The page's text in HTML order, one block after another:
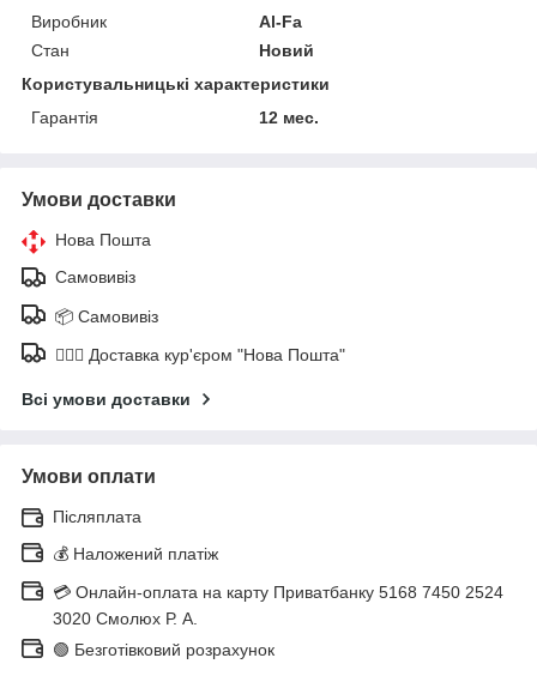
Виробник
Al-Fa
Стан
Новий
Користувальницькі характеристики
Гарантія
12 мес.
Умови доставки
Нова Пошта
Самовивіз
📦 Самовивіз
🚶🏼‍♂️ Доставка кур'єром "Нова Пошта"
Всі умови доставки
Умови оплати
Післяплата
💰 Наложений платіж
💳 Онлайн-оплата на карту Приватбанку 5168 7450 2524
3020 Смолюх Р. А.
🟢 Безготівковий розрахунок